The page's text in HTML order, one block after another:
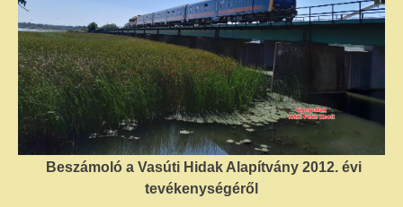
Beszámoló a Vasúti Hidak Alapítvány 2012. évi
tevékenységéről